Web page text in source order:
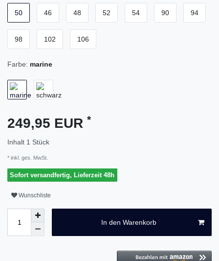
50 46 48 52 54 90 94
98 102 106
Farbe: marine
249,95 EUR *
Inhalt 1 Stück
* inkl. ges. MwSt.
Sofort versandfertig, Lieferzeit 48h
Wunschliste
In den Warenkorb